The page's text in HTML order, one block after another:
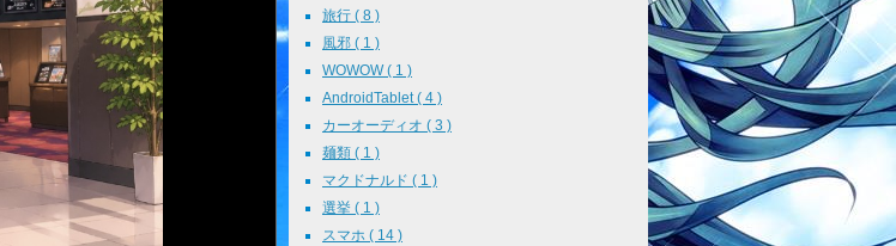
旅行 ( 8 )
風邪 ( 1 )
WOWOW ( 1 )
AndroidTablet ( 4 )
カーオーディオ ( 3 )
麺類 ( 1 )
マクドナルド ( 1 )
選挙 ( 1 )
スマホ ( 14 )